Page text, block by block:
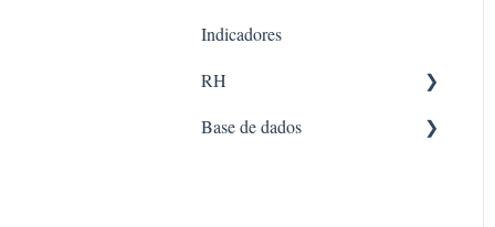
Cotação
Histórico de preços
Indicadores
RH
Documentos
Base de dados